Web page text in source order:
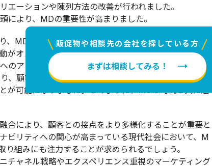
エーションや陳列方法の改善が行われました。
により、MDの重要性が高まりました。
、MDは大きく進化しました。インターネットやスマー
がオンラインへと移行したことで、オンライン上での効
のアプローチが求められるようになりました。
、顧客の嗜好や行動パターンをより深く理解し、個別に
が可能になりました。このように、MDは時代と共に進
合により、顧客との接点をより多様化することが重要と
ビリティへの関心が高まっている現代社会において、M
組みにも注力することが求められるでしょう。
チャネル戦略やエクスペリエンス重視のマーケティング
販促物や相談先の会社を探している方
まずは相談してみる！